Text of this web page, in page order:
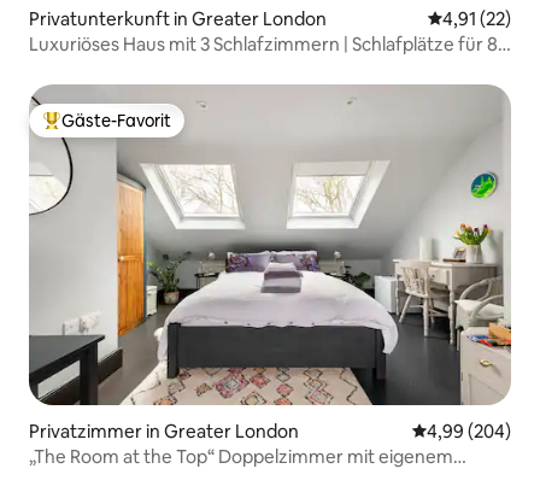
Privatunterkunft in Greater London
4,91 (22)
Luxuriöses Haus mit 3 Schlafzimmern | Schlafplätze für 8 |
Beliebter Gäste-Favorit.
Gäste-Favorit
Privatzimmer in Greater London
4,99 (204)
„The Room at the Top“ Doppelzimmer mit eigenem